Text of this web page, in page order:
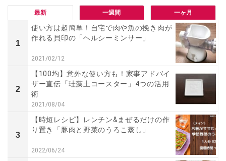
最新 一週間 一ヶ月
1
使い方は超簡単！自宅で肉や魚の挽き肉が
作れる貝印の「ヘルシーミンサー」
2021/02/12
2
【100均】意外な使い方も！家事アドバイ
ザー直伝「珪藻土コースター」4つの活用
術
2021/08/04
3
【時短レシピ】レンチン&まぜるだけの作
り置き「豚肉と野菜のうろこ蒸し」
2022/06/24